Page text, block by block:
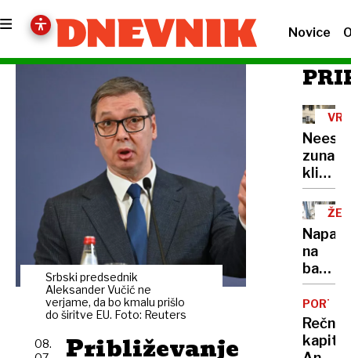
Novice
Srbski predsednik
Aleksander Vučić ne
verjame, da bo kmalu prišlo
do širitve EU. Foto: Reuters
Približevanje
08.
ŽE
Napadi
na
veliko
škodo
že
sama
Rečni